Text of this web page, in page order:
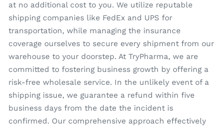
at no additional cost to you. We utilize reputable
shipping companies like FedEx and UPS for
transportation, while managing the insurance
coverage ourselves to secure every shipment from our
warehouse to your doorstep. At TryPharma, we are
committed to fostering business growth by offering a
risk-free wholesale service. In the unlikely event of a
shipping issue, we guarantee a refund within five
business days from the date the incident is
confirmed. Our comprehensive approach effectively